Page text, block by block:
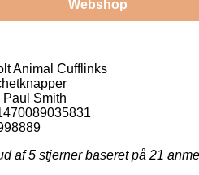
Webshop
Animal Cufflinks
Paul Smith
af 5 stjerner baseret på 21